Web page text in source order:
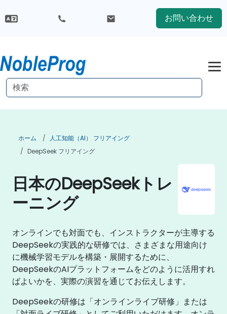
お問い合わせ
ホーム
人工知能（AI） フリアイング
DeepSeek フリアイング
日本のDeepSeekトレ
ーニング
オンラインでも対面でも、インストラクターが主導する
DeepSeekの実践的な研修では、さまざまな用途向け
に機械学習モデルを構築・展開するために、
DeepSeekのAIプラットフォームをどのように活用すれ
ばよいかを、実際の演習を通じてお伝えします。
DeepSeekの研修は「オンラインライブ研修」または